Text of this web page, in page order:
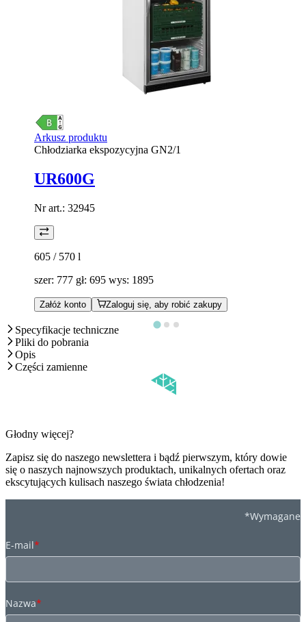
Arkusz produktu
Chłodziarka ekspozycyjna GN2/1
UR600G
Nr art.: 32945
605 / 570 l
szer: 777 gł: 695 wys: 1895
Załóż konto Zaloguj się, aby robić zakupy
Specyfikacje techniczne
Pliki do pobrania
Opis
Części zamienne
Głodny więcej?
Zapisz się do naszego newslettera i bądź pierwszym, który dowie
się o naszych najnowszych produktach, unikalnych ofertach oraz
ekscytujących kulisach naszego świata chłodzenia!
*Wymagane
E-mail*
Nazwa*